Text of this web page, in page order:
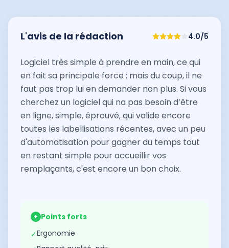
L'avis de la rédaction 4.0/5
Logiciel très simple à prendre en main, ce qui
en fait sa principale force ; mais du coup, il ne
faut pas trop lui en demander non plus. Si vous
cherchez un logiciel qui na pas besoin d’être
en ligne, simple, éprouvé, qui valide encore
toutes les labellisations récentes, avec un peu
d'automatisation pour gagner du temps tout
en restant simple pour accueillir vos
remplaçants, c'est encore un bon choix.
+ Points forts
✓Ergonomie